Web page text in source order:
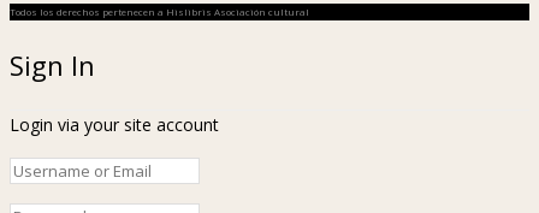
Todos los derechos pertenecen a Hislibris Asociación cultural
Sign In
Login via your site account